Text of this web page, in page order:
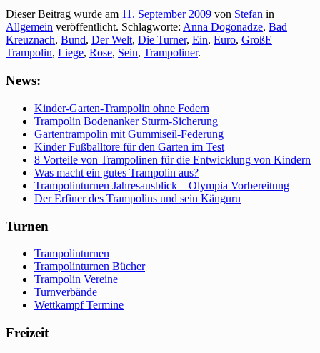
Dieser Beitrag wurde am 11. September 2009 von Stefan in
Allgemein veröffentlicht. Schlagworte: Anna Dogonadze, Bad
Kreuznach, Bund, Der Welt, Die Turner, Ein, Euro, GroßE
Trampolin, Liege, Rose, Sein, Trampoliner.
News:
Kinder-Garten-Trampolin ohne Federn
Trampolin Bodenanker Sturm-Sicherung
Gartentrampolin mit Gummiseil-Federung
Kinder Fußballtore für den Garten im Test
8 Vorteile von Trampolinen für die Entwicklung von Kindern
Was macht ein gutes Trampolin aus?
Trampolinturnen Jahresausblick – Olympia Vorbereitung
Der Erfiner des Trampolins und sein Känguru
Turnen
Trampolinturnen
Trampolinturnen Bücher
Trampolin Vereine
Turnverbände
Wettkampf Termine
Freizeit